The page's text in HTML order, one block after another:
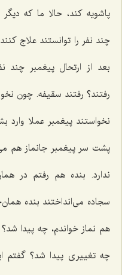
پاشویه کند، حالا ما که
چند نفر را توانستند علاج
بعد از ارتحال پیغمبر چند
رفتند؟ رفتند سقیفه. چون
نخواستند پیغمبر عملا وارد
پشت سر پیغمبر جانماز هم
ندارد. بنده هم رفتم در
سجاده می‌انداختند بنده
هم نماز خواندم، چه پیدا
چه تغییری پیدا شد؟ گفتم